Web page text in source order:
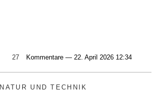
27 Kommentare — 22. April 2026 12:34
NATUR UND TECHNIK